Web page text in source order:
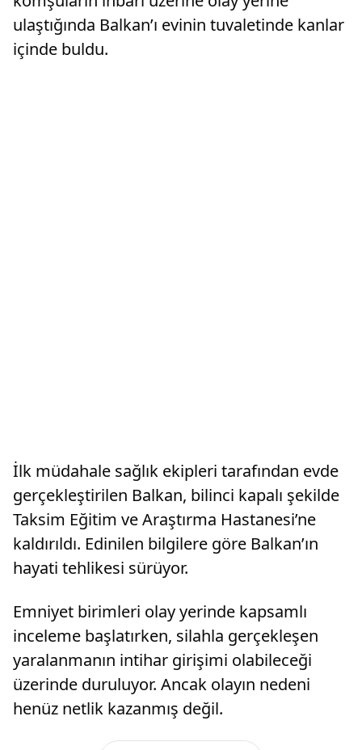
ulaştığında Balkan’ı evinin tuvaletinde kanlar
içinde buldu.
İlk müdahale sağlık ekipleri tarafından evde
gerçekleştirilen Balkan, bilinci kapalı şekilde
Taksim Eğitim ve Araştırma Hastanesi’ne
kaldırıldı. Edinilen bilgilere göre Balkan’ın
hayati tehlikesi sürüyor.
Emniyet birimleri olay yerinde kapsamlı
inceleme başlatırken, silahla gerçekleşen
yaralanmanın intihar girişimi olabileceği
üzerinde duruluyor. Ancak olayın nedeni
henüz netlik kazanmış değil.